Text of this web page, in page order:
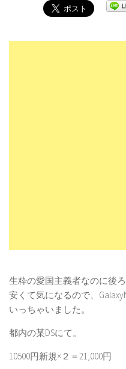
生粋の愛国主義者なのに後
安くて気になるので、
いっちゃいました。
都内の某DSにて。
10500円新規×２＝21,000円